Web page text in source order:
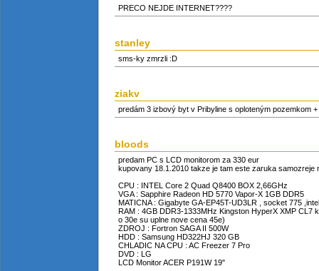
PRECO NEJDE INTERNET????
stanley
sms-ky zmrzli :D
ziakv
predám 3 izbový byt v Pribyline s oploteným pozemkom
bloods
predam PC s LCD monitorom za 330 eur
kupovany 18.1.2010 takze je tam este zaruka
CPU : INTEL Core 2 Quad Q8400 BOX 2,66GHz
VGA : Sapphire Radeon HD 5770 Vapor-X 1GB DDR5
MATICNA : Gigabyte GA-EP45T-UD3LR , socket 775
RAM : 4GB DDR3-1333MHz Kingston HyperX XMP CL7
o 30e su uplne nove cena 45e)
ZDROJ : Fortron SAGA II 500W
HDD : Samsung HD322HJ 320 GB
CHLADIC NA CPU : AC Freezer 7 Pro
DVD : LG
LCD Monitor ACER P191W 19"